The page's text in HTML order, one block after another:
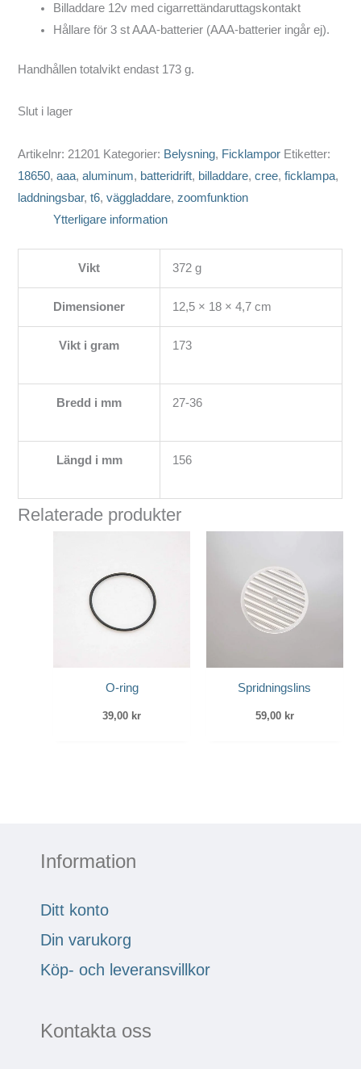
Billaddare 12v med cigarrettändaruttagskontakt
Hållare för 3 st AAA-batterier (AAA-batterier ingår ej).
Handhållen totalvikt endast 173 g.
Slut i lager
Artikelnr: 21201 Kategorier: Belysning, Ficklampor Etiketter:
18650,aaa,aluminum, batteridrift, billaddare,cree,ficklampa,
laddningsbar,t6,väggladdare,zoomfunktion
Ytterligare information
Vikt 372 g
Dimensioner 12,5 × 18 × 4,7 cm
Vikt i gram 173
Bredd i mm 27-36
Längd i mm 156
Relaterade produkter
O-ring
39,00 kr
Spridningslins
59,00 kr
Information
Ditt konto
Din varukorg
Köp- och leveransvillkor
Kontakta oss